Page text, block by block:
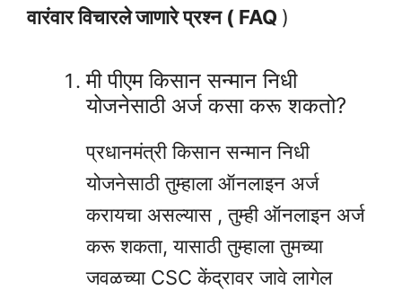
वारंवार विचारले जाणारे प्रश्न ( FAQ )
मी पीएम किसान सन्मान निधी
योजनेसाठी अर्ज कसा करू शकतो?
प्रधानमंत्री किसान सन्मान निधी
योजनेसाठी तुम्हाला ऑनलाइन अर्ज
करायचा असल्यास , तुम्ही ऑनलाइन अर्ज
करू शकता, यासाठी तुम्हाला तुमच्या
जवळच्या CSC केंद्रावर जावे लागेल